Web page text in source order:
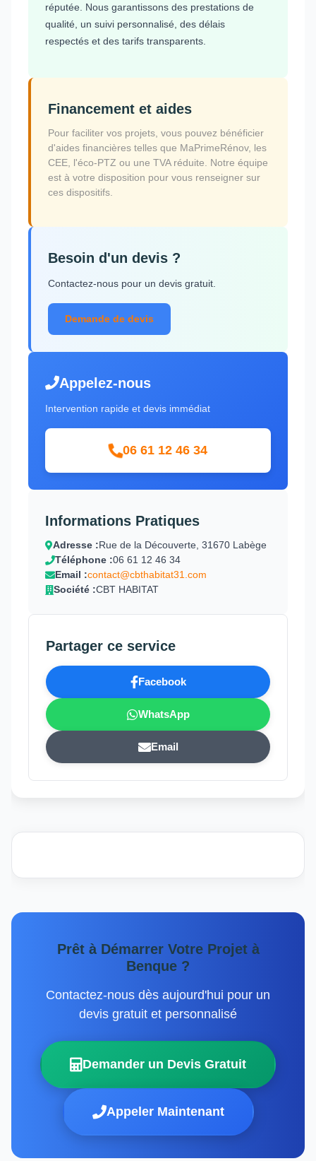
réputée. Nous garantissons des prestations de
qualité, un suivi personnalisé, des délais
respectés et des tarifs transparents.
Financement et aides
Pour faciliter vos projets, vous pouvez bénéficier
d'aides financières telles que MaPrimeRénov, les
CEE, l'éco-PTZ ou une TVA réduite. Notre équipe
est à votre disposition pour vous renseigner sur
ces dispositifs.
Besoin d'un devis ?
Contactez-nous pour un devis gratuit.
Demande de devis
Appelez-nous
Intervention rapide et devis immédiat
06 61 12 46 34
Informations Pratiques
Adresse :Rue de la Découverte, 31670 Labège
Téléphone :06 61 12 46 34
Email :contact@cbthabitat31.com
Société :CBT HABITAT
Partager ce service
Facebook
WhatsApp
Email
Prêt à Démarrer Votre Projet à
Benque ?
Contactez-nous dès aujourd'hui pour un
devis gratuit et personnalisé
Demander un Devis Gratuit
Appeler Maintenant